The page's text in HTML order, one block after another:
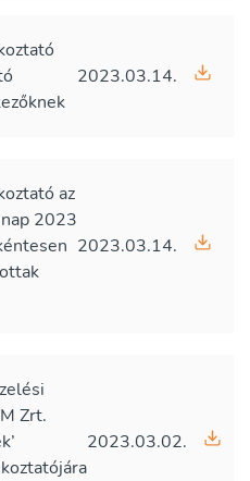
2023.03.14.
az
2023
2023.03.14.
Zrt.
2023.03.02.